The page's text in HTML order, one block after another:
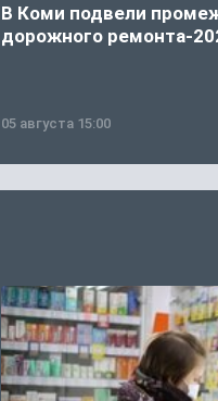
В Коми подвели
дорожного ремонта-
05 августа 15:00